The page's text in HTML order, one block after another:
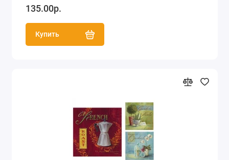
135.00р.
Купить